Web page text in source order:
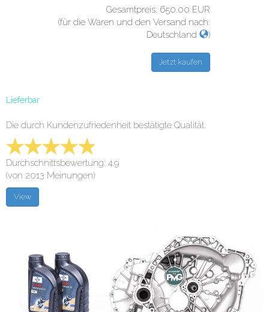
Gesamtpreis: 650.00 EUR
(für die Waren und den Versand nach:
Deutschland
)
Lieferbar
Die durch Kundenzufriedenheit bestätigte Qualität.
Durchschnittsbewertung: 4.9
(von 2013 Meinungen)